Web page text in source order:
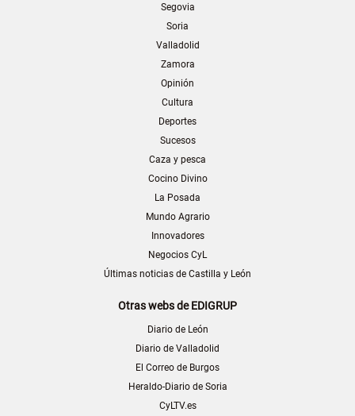
Segovia
Soria
Valladolid
Zamora
Opinión
Cultura
Deportes
Sucesos
Caza y pesca
Cocino Divino
La Posada
Mundo Agrario
Innovadores
Negocios CyL
Últimas noticias de Castilla y León
Otras webs de EDIGRUP
Diario de León
Diario de Valladolid
El Correo de Burgos
Heraldo-Diario de Soria
CyLTV.es